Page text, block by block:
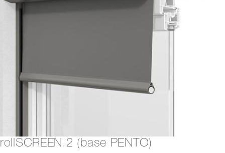
rollSCREEN.2 (base PENTO)